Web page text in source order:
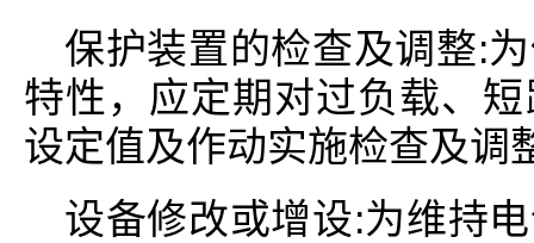
保护装置的检查及调整:
特性，应定期对过负载、
设定值及作动实施检查及调
设备修改或增设:为维持